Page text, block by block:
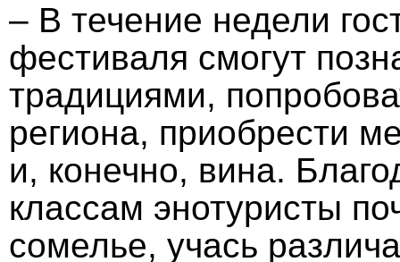
– В течение недели
фестиваля смогут
традициями,
региона, приобрести
и, конечно, вина.
классам энотуристы
сомелье, учась